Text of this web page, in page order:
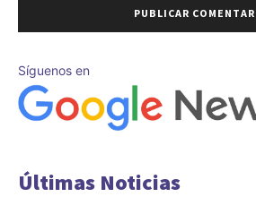
Síguenos en
Últimas Noticias